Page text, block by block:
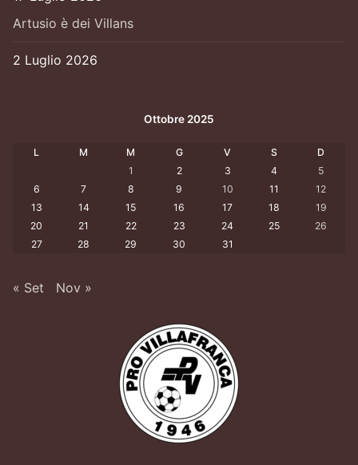
Artusio è dei Villans
2 Luglio 2026
Ottobre 2025
L M M G V S
D
1
2 3 4
5
6
7 8 9 10 11
12
13
14 15 16 17 18
19
20
21 22 23 24 25
26
27
28 29 30 31
« Set Nov »